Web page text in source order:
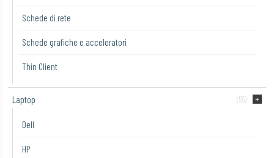
Schede di rete
Schede grafiche e acceleratori
Thin Client
Laptop (55)
Dell
HP